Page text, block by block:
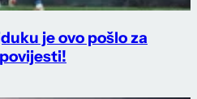
je ovo pošlo za